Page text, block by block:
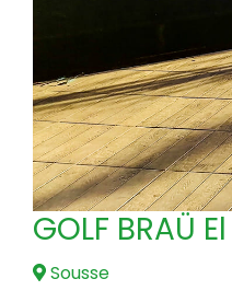
GOLF BRAÜ
Sousse